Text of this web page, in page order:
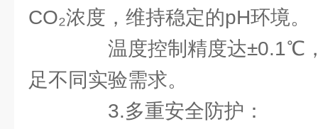
CO₂浓度，维持稳定的pH环境。
温度控制精度达±0.1℃，
足不同实验需求。
3.多重安全防护：